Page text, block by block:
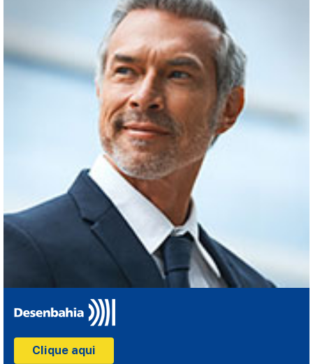
Clique aqui